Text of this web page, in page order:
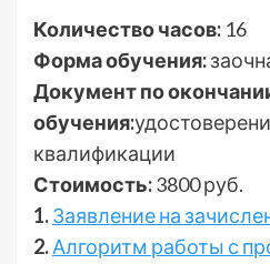
Количество часов: 16
Форма обучения:
Документ по
обучения:
квалификации
Стоимость:3800 руб.
1.Заявление на
2.Алгоритм работы с